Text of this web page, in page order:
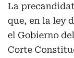
La
que, en la ley
el Gobierno
Corte